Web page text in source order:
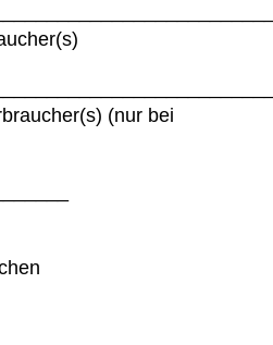
(nur bei